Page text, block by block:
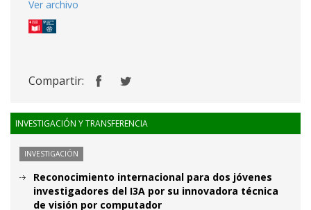
Ver archivo
Compartir:
INVESTIGACIÓN Y TRANSFERENCIA
INVESTIGACIÓN
Reconocimiento internacional para dos jóvenes
investigadores del I3A por su innovadora técnica
de visión por computador